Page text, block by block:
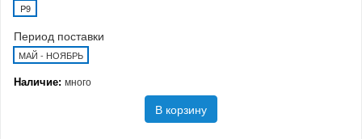
P9
Период поставки
МАЙ - НОЯБРЬ
Наличие: много
В корзину